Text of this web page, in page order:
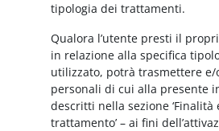
tipologia dei trattamenti.
Qualora l’utente presti il
in relazione alla specifica
utilizzato, potrà trasmettere
personali di cui alla presente
descritti nella sezione ‘Finalità
trattamento’ – ai fini